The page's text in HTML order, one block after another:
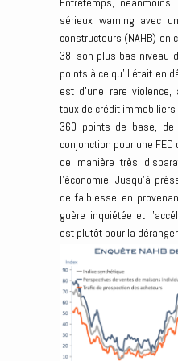
sérieux warning avec
constructeurs (NAHB) en
38, son plus bas niveau
points à ce qu’il était en
est d’une rare violence,
taux de crédit immobiliers
360 points de base,
conjonction pour une
de manière très
l’économie. Jusqu’à
de faiblesse en
guère inquiétée et
est plutôt pour la